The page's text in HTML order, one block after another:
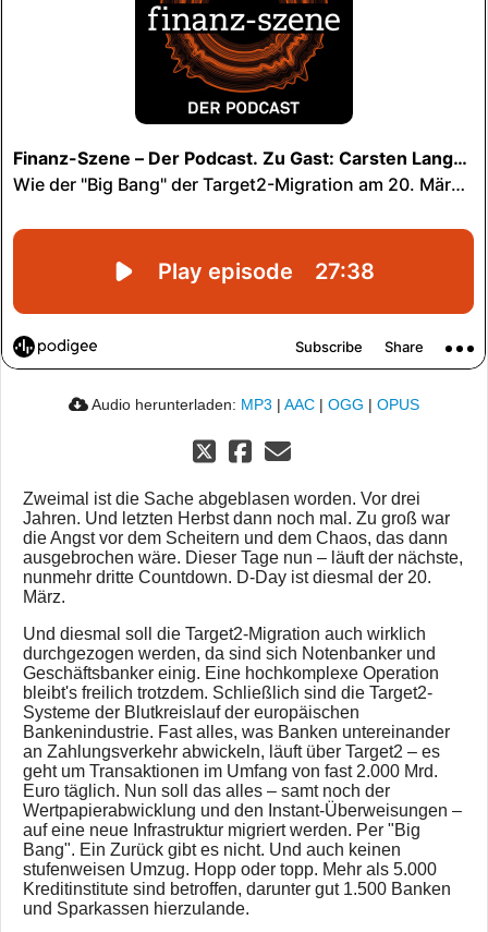
Audio herunterladen: MP3 | AAC | OGG | OPUS
Zweimal ist die Sache abgeblasen worden. Vor drei
Jahren. Und letzten Herbst dann noch mal. Zu groß war
die Angst vor dem Scheitern und dem Chaos, das dann
ausgebrochen wäre. Dieser Tage nun – läuft der nächste,
nunmehr dritte Countdown. D-Day ist diesmal der 20.
März.
Und diesmal soll die Target2-Migration auch wirklich
durchgezogen werden, da sind sich Notenbanker und
Geschäftsbanker einig. Eine hochkomplexe Operation
bleibt's freilich trotzdem. Schließlich sind die Target2-
Systeme der Blutkreislauf der europäischen
Bankenindustrie. Fast alles, was Banken untereinander
an Zahlungsverkehr abwickeln, läuft über Target2 – es
geht um Transaktionen im Umfang von fast 2.000 Mrd.
Euro täglich. Nun soll das alles – samt noch der
Wertpapierabwicklung und den Instant-Überweisungen –
auf eine neue Infrastruktur migriert werden. Per "Big
Bang". Ein Zurück gibt es nicht. Und auch keinen
stufenweisen Umzug. Hopp oder topp. Mehr als 5.000
Kreditinstitute sind betroffen, darunter gut 1.500 Banken
und Sparkassen hierzulande.